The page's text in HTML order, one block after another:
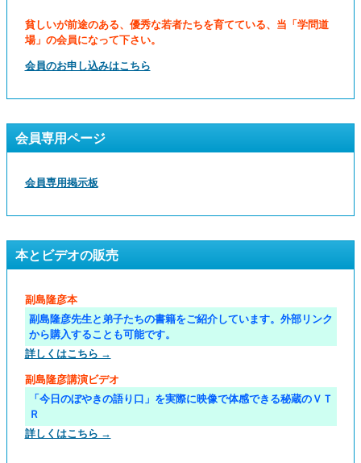
貧しいが前途のある、優秀な若者たちを育てている、当「学問道
場」の会員になって下さい。
会員のお申し込みはこちら
会員専用ページ
会員専用掲示板
本とビデオの販売
副島隆彦本
副島隆彦先生と弟子たちの書籍をご紹介しています。外部リンク
から購入することも可能です。
詳しくはこちら →
副島隆彦講演ビデオ
「今日のぼやきの語り口」を実際に映像で体感できる秘蔵のＶＴ
Ｒ
詳しくはこちら →